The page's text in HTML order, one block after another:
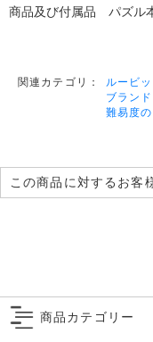
商品及び付属品 パズル
関連カテゴリ： ルービ
ブランド
難易度
この商品に対するお客
商品カテゴリー